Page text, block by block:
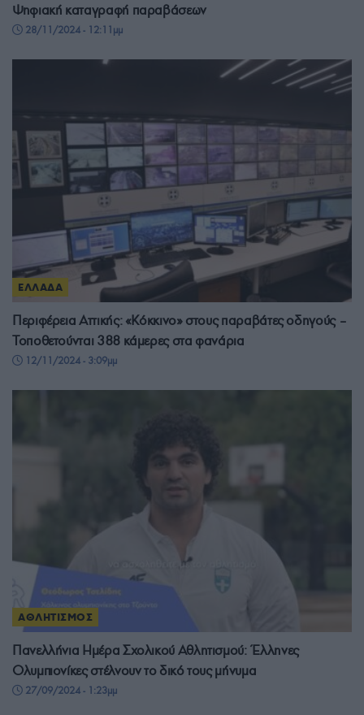
Ψηφιακή καταγραφή παραβάσεων
28/11/2024 - 12:11μμ
ΕΛΛΑΔΑ
Περιφέρεια Αττικής: «Κόκκινο» στους παραβάτες οδηγούς –
Τοποθετούνται 388 κάμερες στα φανάρια
12/11/2024 - 3:09μμ
ΑΘΛΗΤΙΣΜΟΣ
Πανελλήνια Ημέρα Σχολικού Αθλητισμού: Έλληνες
Ολυμπιονίκες στέλνουν το δικό τους μήνυμα
27/09/2024 - 1:23μμ